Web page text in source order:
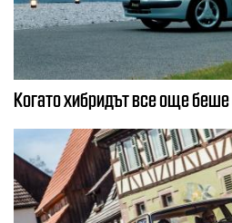
Когато хибридът все още